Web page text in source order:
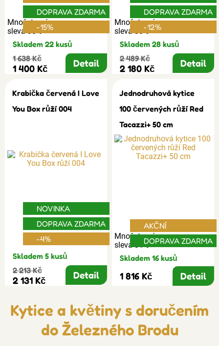
Množstevní
sleva 30%
DOPRAVA ZDARMA
-15%
Skladem 22 kusů
1 638 Kč
1 400 Kč Detail
Množstevní
sleva 30%
DOPRAVA ZDARMA
-12%
Skladem 28 kusů
2 489 Kč
2 180 Kč Detail
Krabička červená I Love
You Box růží 004
NOVINKA
DOPRAVA ZDARMA
-4%
Skladem 5 kusů
2 213 Kč
2 131 Kč Detail
Jednodruhová kytice
100 červených růží Red
Tacazzi+ 50 cm
Množstevní
sleva 31%
AKČNÍ
DOPRAVA ZDARMA
Skladem 16 kusů
1 816 Kč Detail
Kytice a květiny s doručením
do Železného Brodu